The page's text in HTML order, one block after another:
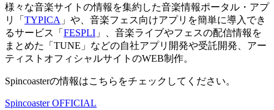
様々な音楽サイトの情報を集約した音楽情報ポータル・アプ
リ「 TYPICA 」や、音楽フェス向けアプリを簡単に導入でき
るサービス「 FESPLI 」、音楽ライブやフェスの配信情報を
まとめた「TUNE」などの自社アプリ開発や受託開発、アー
ティストオフィシャルサイトのWEB制作。
Spincoasterの情報はこちらをチェックしてください。
Spincoaster OFFICIAL